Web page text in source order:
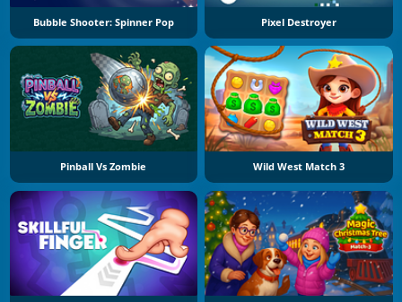
Bubble Shooter: Spinner Pop Pixel Destroyer
Pinball Vs Zombie Wild West Match 3